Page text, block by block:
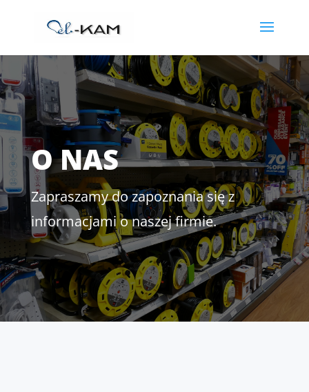
O NAS
Zapraszamy do zapoznania się z
informacjami o naszej firmie.